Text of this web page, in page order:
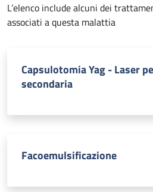
L’elenco include alcuni dei
associati a questa malattia
Capsulotomia Yag - Laser
secondaria
Facoemulsificazione